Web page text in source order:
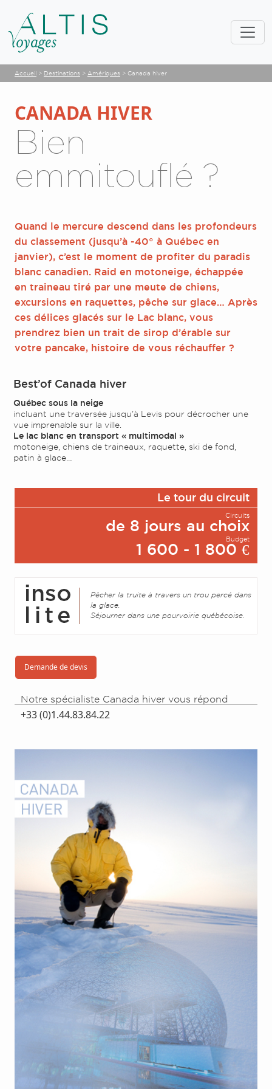
Accueil > Destinations > Amériques > Canada hiver
CANADA HIVER
Bien
emmitouflé ?
Quand le mercure descend dans les profondeurs
du classement (jusqu’à -40° à Québec en
janvier), c’est le moment de profiter du paradis
blanc canadien. Raid en motoneige, échappée
en traineau tiré par une meute de chiens,
excursions en raquettes, pêche sur glace… Après
ces délices glacés sur le Lac blanc, vous
prendrez bien un trait de sirop d’érable sur
votre pancake, histoire de vous réchauffer ?
Best’of Canada hiver
Québec sous la neige
incluant une traversée jusqu’à Levis pour décrocher une
vue imprenable sur la ville.
Le lac blanc en transport « multimodal »
motoneige, chiens de traineaux, raquette, ski de fond,
patin à glace…
Le tour du circuit
Circuits
de 8 jours au choix
Budget
1 600 - 1 800 €
Pêcher la truite à travers un trou percé dans
la glace.
Séjourner dans une pourvoirie québécoise.
Demande de devis
Notre spécialiste Canada hiver vous répond
+33 (0)1.44.83.84.22